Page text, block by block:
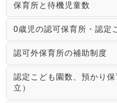
保育所と待機児童数
0歳児の認可保育所・認定
認可外保育所の補助制度
認定こども園数、預かり
立）